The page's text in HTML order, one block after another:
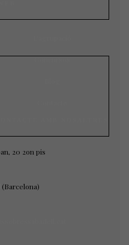
Concursos
20 2on pis